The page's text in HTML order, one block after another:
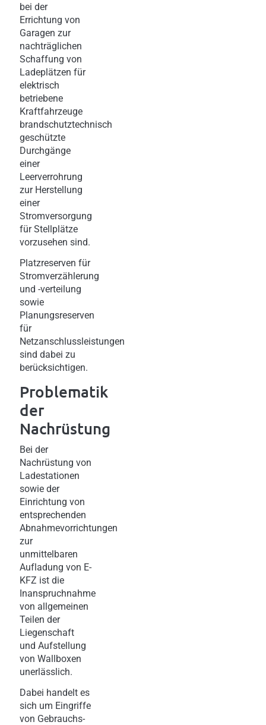
bei der
Errichtung von
Garagen zur
nachträglichen
Schaffung von
Ladeplätzen für
elektrisch
betriebene
Kraftfahrzeuge
brandschutztechnisch
geschützte
Durchgänge
einer
Leerverrohrung
zur Herstellung
einer
Stromversorgung
für Stellplätze
vorzusehen sind.
Platzreserven für
Stromverzählerung
und -verteilung
sowie
Planungsreserven
für
Netzanschlussleistungen
sind dabei zu
berücksichtigen.
Problematik
der
Nachrüstung
Bei der
Nachrüstung von
Ladestationen
sowie der
Einrichtung von
entsprechenden
Abnahmevorrichtungen
zur
unmittelbaren
Aufladung von E-
KFZ ist die
Inanspruchnahme
von allgemeinen
Teilen der
Liegenschaft
und Aufstellung
von Wallboxen
unerlässlich.
Dabei handelt es
sich um Eingriffe
von Gebrauchs-